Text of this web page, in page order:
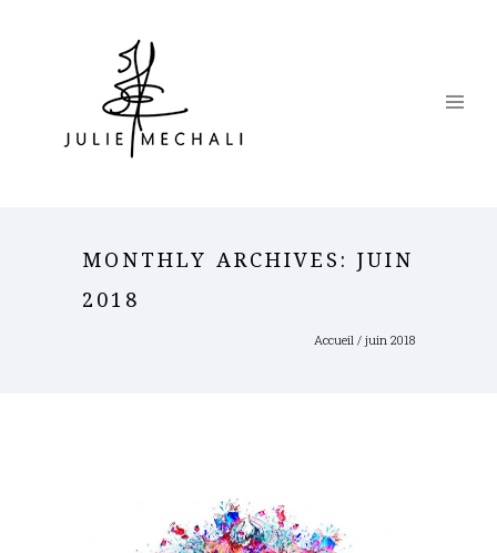
MONTHLY ARCHIVES: JUIN
2018
Accueil / juin 2018